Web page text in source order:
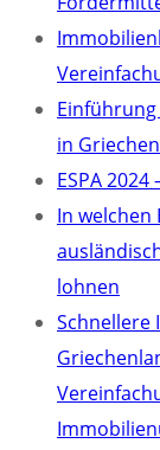
in
ESPA
In welchen
lohnen
Schnellere